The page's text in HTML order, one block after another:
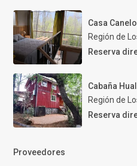
Casa
Región de
Reserva
Cabaña
Región de
Reserva
Proveedores